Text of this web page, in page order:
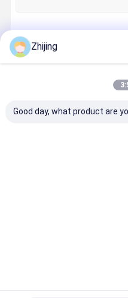
গোলাকার কাটার ব্লেড
প্লাস্টিকের স্ক্র্যাডার ব্লেড
Zhijing
Good day, what product are